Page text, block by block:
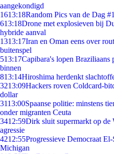
aangekondigd
1613:18Random Pics van de Dag
613:18Drone met explosieven bij
hybride aanval
1313:17Iran en Oman eens over
buitenspel
513:17Capibara's lopen Braziliaans
binnen
813:14Hiroshima herdenkt
3213:09Hackers roven Coldcard-
dollar
3113:00Spaanse politie: minstens
onder migranten Ceuta
3412:59Dirk sluit supermarkt op de
agressie
4212:55Progressieve Democraat
Michigan